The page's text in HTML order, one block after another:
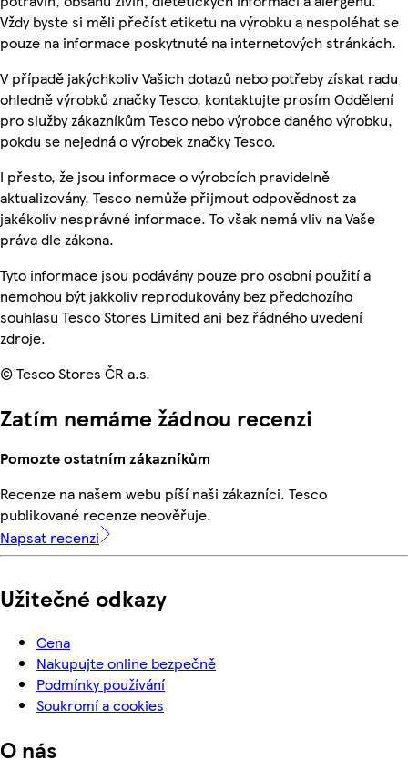
Vždy byste si měli přečíst etiketu na výrobku a nespoléhat se
pouze na informace poskytnuté na internetových stránkách.
V případě jakýchkoliv Vašich dotazů nebo potřeby získat radu
ohledně výrobků značky Tesco, kontaktujte prosím Oddělení
pro služby zákazníkům Tesco nebo výrobce daného výrobku,
pokdu se nejedná o výrobek značky Tesco.
I přesto, že jsou informace o výrobcích pravidelně
aktualizovány, Tesco nemůže přijmout odpovědnost za
jakékoliv nesprávné informace. To však nemá vliv na Vaše
práva dle zákona.
Tyto informace jsou podávány pouze pro osobní použití a
nemohou být jakkoliv reprodukovány bez předchozího
souhlasu Tesco Stores Limited ani bez řádného uvedení
zdroje.
© Tesco Stores ČR a.s.
Zatím nemáme žádnou recenzi
Pomozte ostatním zákazníkům
Recenze na našem webu píší naši zákazníci. Tesco
publikované recenze neověřuje.
Napsat recenzi
Užitečné odkazy
Cena
Nakupujte online bezpečně
Podmínky používání
Soukromí a cookies
O nás